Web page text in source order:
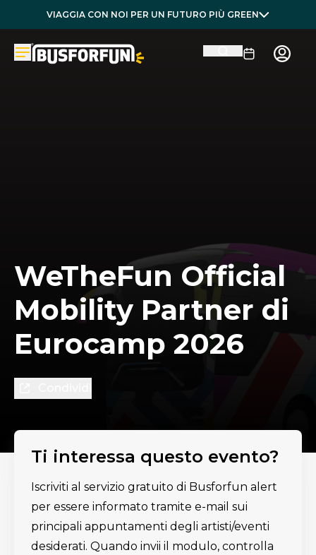
VIAGGIA CON NOI PER UN FUTURO PIÙ GREEN
WeTheFun Official
Mobility Partner di
Eurocamp 2026
Ti interessa questo evento?
Iscriviti al servizio gratuito di Busforfun alert
per essere informato tramite e-mail sui
principali appuntamenti degli artisti/eventi
desiderati. Quando invii il modulo, controlla